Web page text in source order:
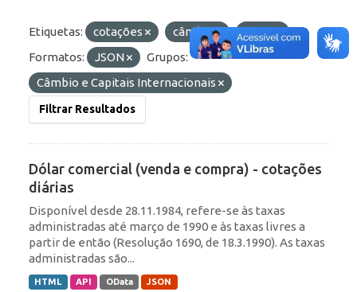
Etiquetas: cotações câmbio
taxas
Formatos:
JSON
Grupos:
Câmbio e Capitais Internacionais
Filtrar Resultados
Dólar comercial (venda e compra) - cotações
diárias
Disponível desde 28.11.1984, refere-se às taxas
administradas até março de 1990 e às taxas livres a
partir de então (Resolução 1690, de 18.3.1990). As taxas
administradas são...
HTML API OData JSON